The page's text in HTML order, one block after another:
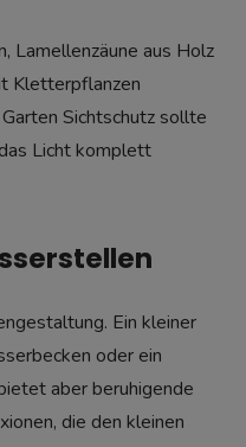
Lamellenzäune aus Holz
Kletterpflanzen
Sichtschutz sollte
Licht komplett
Ein kleiner
oder ein
aber beruhigende
die den kleinen